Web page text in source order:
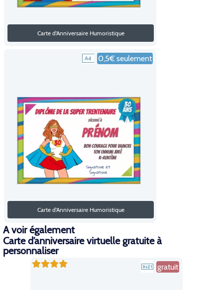
Carte d'Anniversaire Humoristique
0,5€ seulement
Carte d'Anniversaire Humoristique
A voir également
Carte d’anniversaire virtuelle gratuite à
personnaliser
gratuit